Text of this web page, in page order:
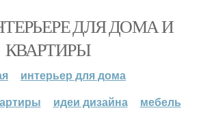
ДЛЯ ДОМА И
КВАРТИРЫ
интерьер для дома
идеи дизайна мебель